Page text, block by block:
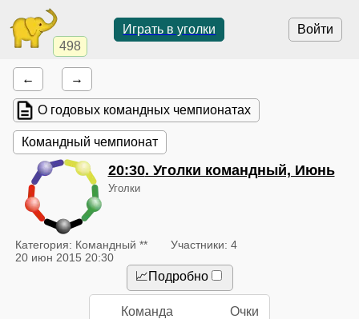
498
Войти
Играть в уголки
← →
О годовых командных чемпионатах
Командный чемпионат
20:30. Уголки командный, Июнь
Уголки
Категория: Командный **
Участники: 4
20 июн 2015 20:30
📈Подробно
Команда Очки